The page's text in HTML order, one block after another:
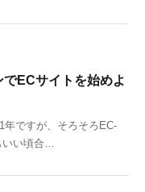
ECサイトを始めよ
年ですが、そろそろEC-
いい頃合…